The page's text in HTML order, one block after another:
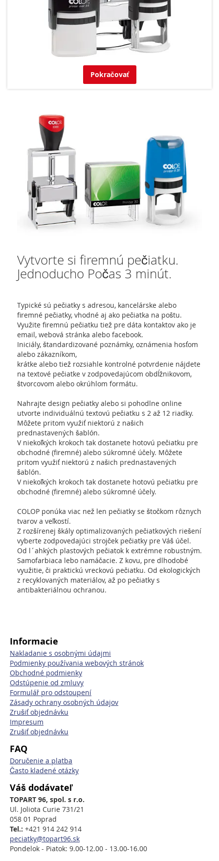
Pokračovať
Vytvorte si firemnú pečiatku.
Jednoducho Počas 3 minút.
Typické sú pečiatky s adresou, kancelárske alebo
firemné pečiatky, vhodné aj ako pečiatka na poštu.
Využite firemnú pečiatku tiež pre dáta kontaktov ako je
email, webová stránka alebo facebook.
Iniciály, štandardizované poznámky, oznámenia hosťom
alebo zákazníkom,
krátke alebo tiež rozsiahle kontrolné potvrdenie nájdete
na textové pečiatke v zodpovedajúcom obdĺžnikovom,
štvorcovom alebo okrúhlom formátu.
Nahrajte design pečiatky alebo si pohodlne online
utvorte individuálnú textovú pečiatku s 2 až 12 riadky.
Môžete pritom využiť niektorú z našich
prednastavených šablón.
V niekoľkých krokoch tak dostanete hotovú pečiatku pre
obchodné (firemné) alebo súkromné ​​účely. Môžete
pritom využiť niektorú z našich prednastavených
šablón.
V niekoľkých krokoch tak dostanete hotovú pečiatku pre
obchodné (firemné) alebo súkromné ​​účely.
COLOP ponúka viac než len pečiatky se štočkom rôznych
tvarov a veľkostí.
Z rozšírenej škály optimalizovaných pečiatkových riešení
vyberte zodpovedajúci strojček pečiatky pre Váš účel.
Od l´ahkých plastových pečiatok k extrémne robustným.
Samofarbiaca lebo namáčacie. Z kovu, pre dlhodobé
využitie, či praktickú vreckovú pečiatku. Od ekologických
z recyklovaných materiálov, až po pečiatky s
antibakteriálnou ochranou.
Informacie
Nakladanie s osobnými údajmi
Podmienky používania webových stránok
Obchodné podmienky
Odstúpenie od zmluvy
Formulář pro odstoupení
Zásady ochrany osobných údajov
Zrušiť objednávku
Impresum
Zrušiť objednávku
FAQ
Doručenie a platba
Často kladené otázky
Váš dodávateľ
TOPART 96, spol. s r.o.
Ul. Joliota Curie 731/21
058 01 Poprad
Tel.: +421 914 242 914
peciatky@topart96.sk
Pondelok - Piatok: 9.00-12.00 - 13.00-16.00